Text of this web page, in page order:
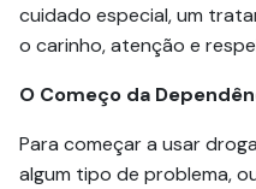
cuidado especial, um
o carinho, atenção e
O Começo da
Para começar a usar
algum tipo de problema,